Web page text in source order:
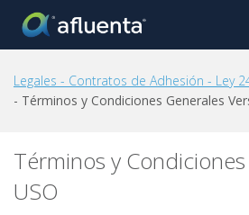
Legales - Contratos de Adhesión - Ley
- Términos y Condiciones Generales
Términos y
USO